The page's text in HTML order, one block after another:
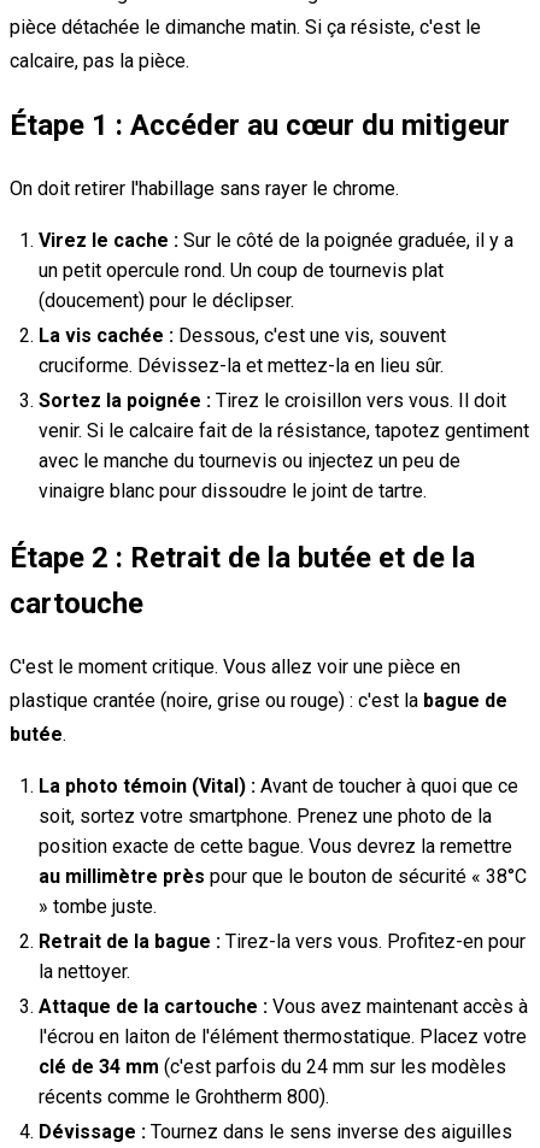
pièce détachée le dimanche matin. Si ça résiste, c'est le
calcaire, pas la pièce.
Étape 1 : Accéder au cœur du mitigeur
On doit retirer l'habillage sans rayer le chrome.
Virez le cache : Sur le côté de la poignée graduée, il y a
un petit opercule rond. Un coup de tournevis plat
(doucement) pour le déclipser.
La vis cachée : Dessous, c'est une vis, souvent
cruciforme. Dévissez-la et mettez-la en lieu sûr.
Sortez la poignée : Tirez le croisillon vers vous. Il doit
venir. Si le calcaire fait de la résistance, tapotez gentiment
avec le manche du tournevis ou injectez un peu de
vinaigre blanc pour dissoudre le joint de tartre.
Étape 2 : Retrait de la butée et de la
cartouche
C'est le moment critique. Vous allez voir une pièce en
plastique crantée (noire, grise ou rouge) : c'est la bague de
butée.
La photo témoin (Vital) : Avant de toucher à quoi que ce
soit, sortez votre smartphone. Prenez une photo de la
position exacte de cette bague. Vous devrez la remettre
au millimètre près pour que le bouton de sécurité « 38°C
» tombe juste.
Retrait de la bague : Tirez-la vers vous. Profitez-en pour
la nettoyer.
Attaque de la cartouche : Vous avez maintenant accès à
l'écrou en laiton de l'élément thermostatique. Placez votre
clé de 34 mm (c'est parfois du 24 mm sur les modèles
récents comme le Grohtherm 800).
Dévissage : Tournez dans le sens inverse des aiguilles